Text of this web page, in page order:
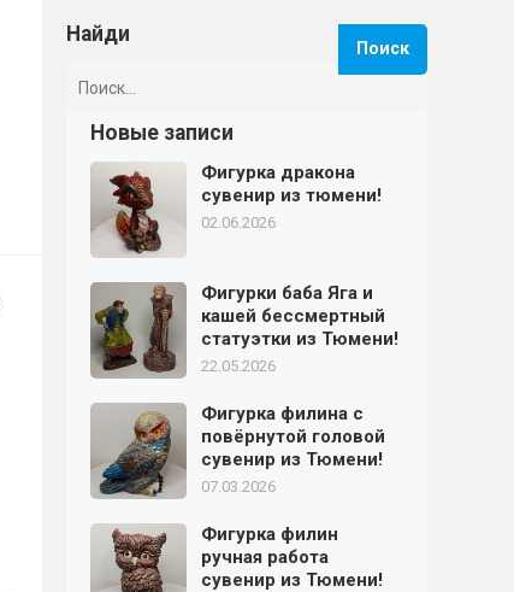
Найди
Новые записи
Фигурка дракона
сувенир из тюмени!
02.06.2026
Фигурки баба Яга и
кашей бессмертный
статуэтки из Тюмени!
22.05.2026
Фигурка филина с
повёрнутой головой
сувенир из Тюмени!
07.03.2026
Фигурка филин
ручная работа
сувенир из Тюмени!